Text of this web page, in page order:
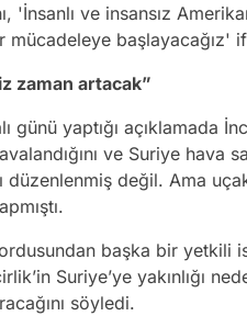
'İnsanlı ve insansız
mücadeleye başlayacağız'
zaman artacak”
yaptığı açıklamada
ve Suriye hava
düzenlenmiş değil. Ama
başka bir yetkili
Suriye’ye yakınlığı
söyledi.